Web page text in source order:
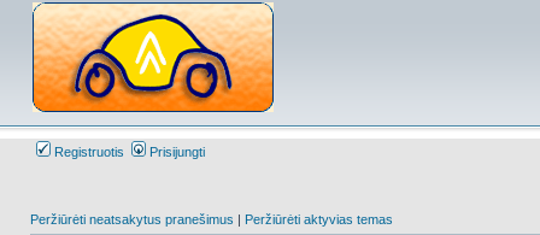
Registruotis Prisijungti
Peržiūrėti neatsakytus pranešimus | Peržiūrėti aktyvias temas